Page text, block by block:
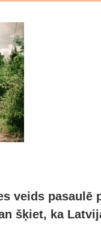
veids pasaulē
šķiet, ka